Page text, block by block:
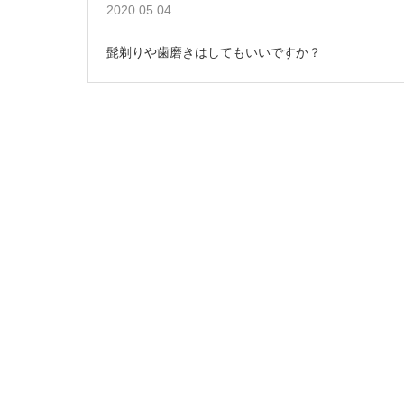
2020.05.04
髭剃りや歯磨きはしてもいいですか？